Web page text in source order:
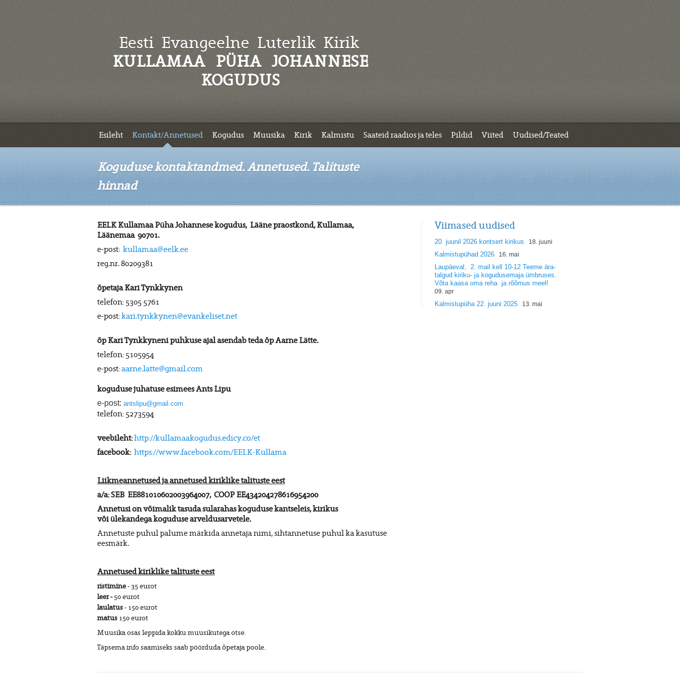
Eesti Evangeelne Luterlik Kirik
KULLAMAA PÜHA JOHANNESE
KOGUDUS
Esileht Kontakt/Annetused Kogudus Muusika Kirik Kalmistu Saateid raadios ja teles Pildid Viited Uudised/Teated
Koguduse kontaktandmed. Annetused. Talituste
hinnad
EELK Kullamaa Püha Johannese kogudus, Lääne praostkond,Kullamaa,
Läänemaa 90701.
e-post: kullamaa@eelk.ee
reg.nr. 80209381
õpetaja Kari Tynkkynen
telefon: 5305 5761
e-post:kari.tynkkynen@evankeliset.net
õp Kari Tynkkyneni puhkuse ajal asendab teda õp Aarne Lätte.
telefon: 5105954
e-post:aarne.latte@gmail.com
koguduse juhatuse esimees Ants Lipu
e-post: antslipu@gmail.com
telefon: 5273594
veebileht:http://kullamaakogudus.edicy.co/et
facebook: https://www.facebook.com/EELK-Kullama
Liikmeannetused ja annetused kiriklike talituste eest
a/a: SEB EE881010602003964007, COOP EE434204278616954200
Annetusi on võimalik tasuda sularahas koguduse kantseleis, kirikus
või ülekandega koguduse arveldusarvetele.
Annetuste puhul palume märkida annetaja nimi, sihtannetuse puhul ka kasutuse
eesmärk.
Annetused kiriklike talituste eest
ristimine- 35 eurot
leer-50 eurot
laulatus- 150 eurot
matus 150 eurot
Muusika osas leppida kokku muusikutega otse.
Täpsema info saamiseks saab pöörduda õpetaja poole.
Viimased uudised
20. juunil 2026 kontsert kirikus 18. juuni
Kalmistupühad 2026 16. mai
Laupäeval, 2. mail kell 10-12 Teeme ära-
talgud kiriku- ja kogudusemaja ümbruses.
Võta kaasa oma reha ja rõõmus meel!
09. apr
Kalmistupüha 22. juuni 2025 13. mai